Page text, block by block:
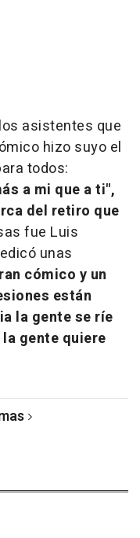
asistentes que
hizo suyo el
todos:
a mi que a ti",
del retiro que
fue Luis
unas
cómico y un
están
la gente se ríe
gente quiere